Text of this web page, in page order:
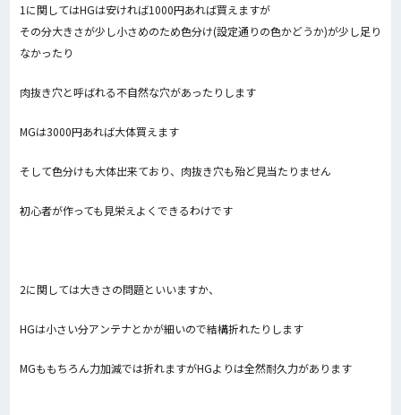
1に関してはHGは安ければ1000円あれば買えますが
その分大きさが少し小さめのため色分け(設定通りの色かどうか)が少し足り
なかったり
肉抜き穴と呼ばれる不自然な穴があったりします
MGは3000円あれば大体買えます
そして色分けも大体出来ており、肉抜き穴も殆ど見当たりません
初心者が作っても見栄えよくできるわけです
2に関しては大きさの問題といいますか、
HGは小さい分アンテナとかが細いので結構折れたりします
MGももちろん力加減では折れますがHGよりは全然耐久力があります